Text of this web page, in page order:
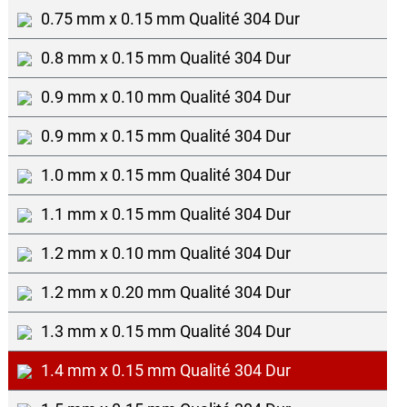
0.75 mm x 0.15 mm Qualité 304 Dur
0.8 mm x 0.15 mm Qualité 304 Dur
0.9 mm x 0.10 mm Qualité 304 Dur
0.9 mm x 0.15 mm Qualité 304 Dur
1.0 mm x 0.15 mm Qualité 304 Dur
1.1 mm x 0.15 mm Qualité 304 Dur
1.2 mm x 0.10 mm Qualité 304 Dur
1.2 mm x 0.20 mm Qualité 304 Dur
1.3 mm x 0.15 mm Qualité 304 Dur
1.4 mm x 0.15 mm Qualité 304 Dur